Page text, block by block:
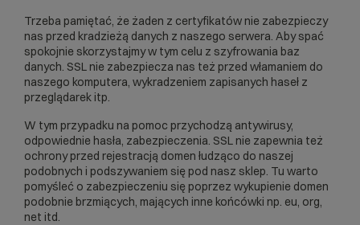
Trzeba pamiętać, że żaden z certyfikatów nie zabezpieczy
nas przed kradzieżą danych z naszego serwera. Aby spać
spokojnie skorzystajmy w tym celu z szyfrowania baz
danych. SSL nie zabezpiecza nas też przed włamaniem do
naszego komputera, wykradzeniem zapisanych haseł z
przeglądarek itp.
W tym przypadku na pomoc przychodzą antywirusy,
odpowiednie hasła, zabezpieczenia. SSL nie zapewnia też
ochrony przed rejestracją domen łudząco do naszej
podobnych i podszywaniem się pod nasz sklep. Tu warto
pomyśleć o zabezpieczeniu się poprzez wykupienie domen
podobnie brzmiących, mających inne końcówki np. eu, org,
net itd.